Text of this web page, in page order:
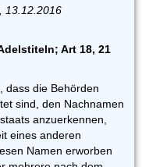
13.12.2016
Art 18, 21
dass die Behörden
sind, den Nachnamen
anzuerkennen,
eines anderen
Namen erworben